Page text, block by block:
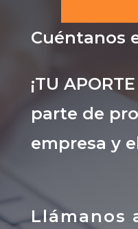
Cuéntanos
¡TU
parte de
empresa y
Llámanos